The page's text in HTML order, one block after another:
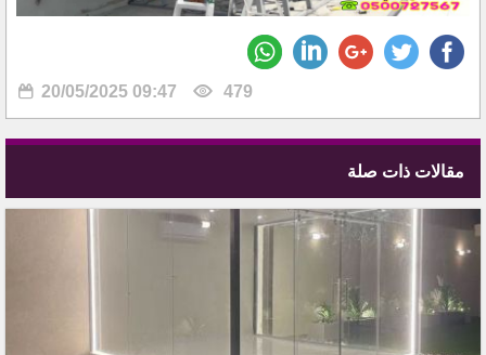
20/05/2025 09:47 479
مقالات ذات صلة